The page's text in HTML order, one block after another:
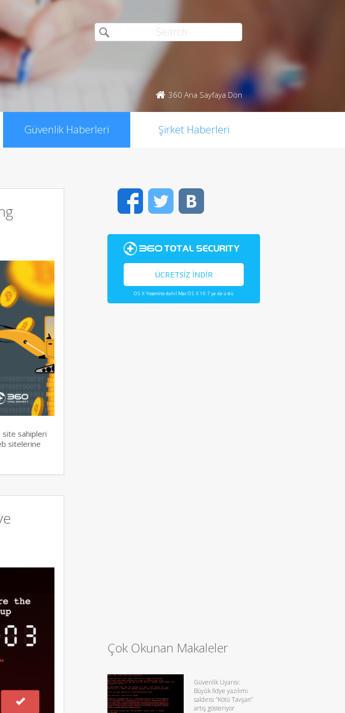
360 Ana Sayfaya Dön
Güvenlik Haberleri Şirket Haberleri
site sahipleri
sitelerine
FacebookTwitter
ÜCRETSIZ İNDIR
OS X Yosemite dahil Mac OS X 10.7 ya da üstü
Çok Okunan Makaleler
Güvenlik Uyarısı:
Büyük fidye yazılımı
saldırısı “Kötü Tavşan”
artış gösteriyor